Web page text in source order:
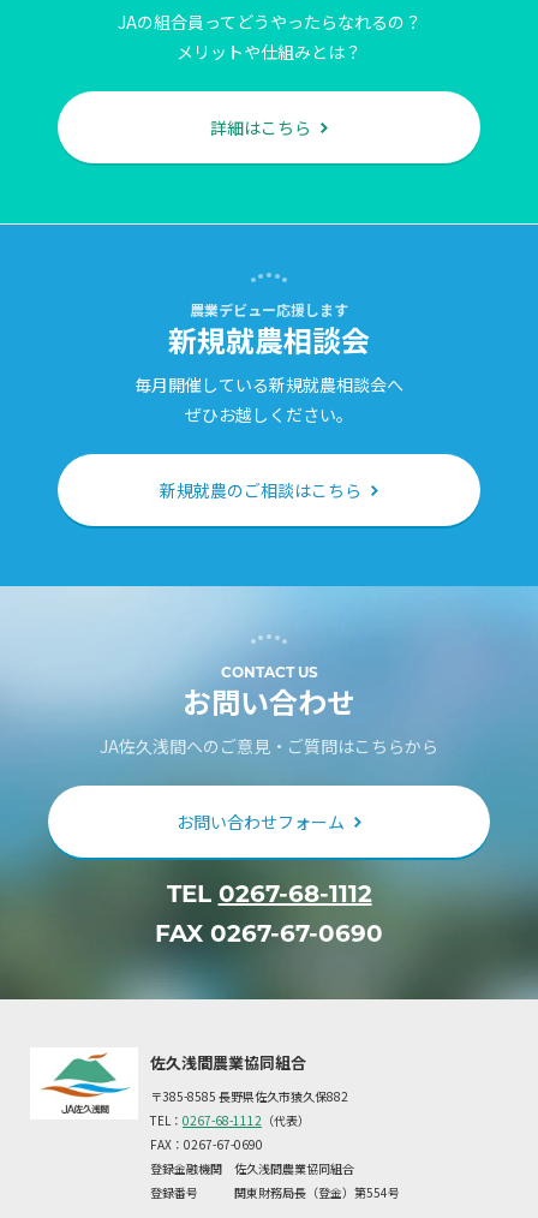
JAの組合員ってどうやったらなれるの？
メリットや仕組みとは？
詳細はこちら
農業デビュー応援します
新規就農相談会
毎月開催している新規就農相談会へ
ぜひお越しください。
新規就農のご相談はこちら
CONTACT US
お問い合わせ
JA佐久浅間へのご意見・ご質問はこちらから
お問い合わせフォーム
TEL 0267-68-1112
FAX 0267-67-0690
佐久浅間農業協同組合
〒385-8585 長野県佐久市猿久保882
TEL： 0267-68-1112 （代表）
FAX：0267-67-0690
登録金融機関 佐久浅間農業協同組合
登録番号 関東財務局長（登金）第554号